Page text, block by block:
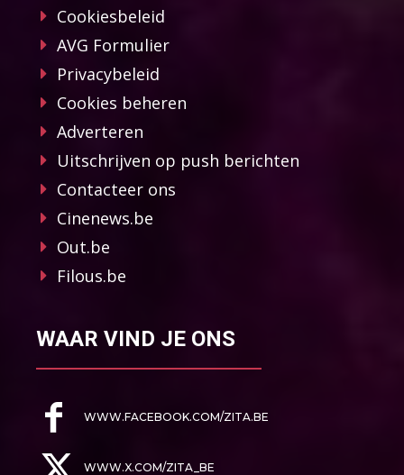
Cookiesbeleid
AVG Formulier
Privacybeleid
Cookies beheren
Adverteren
Uitschrijven op push berichten
Contacteer ons
Cinenews.be
Out.be
Filous.be
WAAR VIND JE ONS
WWW.FACEBOOK.COM/ZITA.BE
WWW.X.COM/ZITA_BE